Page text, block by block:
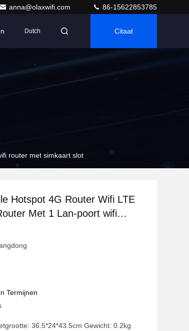
anna@olaxwifi.com 86-15622853785
Dutch Citaat
router met simkaart slot
Hotspot 4G Router Wifi LTE
Met 1 Lan-poort wifi
slot
Termijnen
36.5*24*43.5cm Gewicht: 0.2kg